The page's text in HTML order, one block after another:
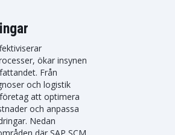
ökar insynen
Från
och logistik
att optimera
och anpassa
Nedan